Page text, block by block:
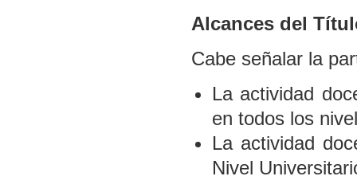
Alcances del
Cabe señalar la
La actividad
en todos los
La actividad
Nivel